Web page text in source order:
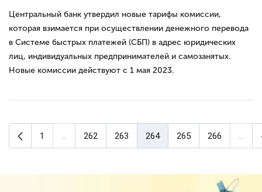
Центральный банк утвердил новые тарифы комиссии,
которая взимается при осуществлении денежного перевода
в Системе быстрых платежей (СБП) в адрес юридических
лиц, индивидуальных предпринимателей и самозанятых.
Новые комиссии действуют с 1 мая 2023.
Предыдущая страница
1 262 263 264 265 266